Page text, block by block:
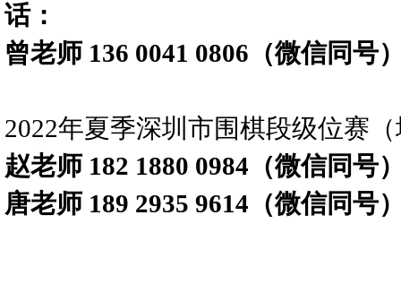
话：
曾老师 136 0041 0806（微信同号
2022年夏季深圳市围棋段级位赛
赵老师 182 1880 0984（微信同号
唐老师 189 2935 9614（微信同号